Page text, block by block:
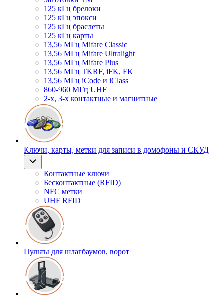
125 кГц брелоки
125 кГц эпокси
125 кГц браслеты
125 кГц карты
13,56 МГц Mifare Classic
13,56 МГц Mifare Ultralight
13,56 МГц Mifare Plus
13,56 МГц TKRF, iFK, FK
13,56 МГц iCode и iClass
860-960 МГц UHF
2-х, 3-х контактные и магнитные
Ключи, карты, метки для записи в домофоны и СКУД
Контактные ключи
Бесконтактные (RFID)
NFC метки
UHF RFID
Пульты для шлагбаумов, ворот